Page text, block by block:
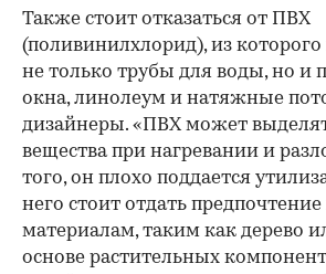
Также стоит отказаться от ПВХ
(поливинилхлорид), из
не только трубы для воды, но и
окна, линолеум и натяжные
дизайнеры. «ПВХ может
вещества при нагревании и
того, он плохо поддается
него стоит отдать
материалам, таким как дерево
основе растительных